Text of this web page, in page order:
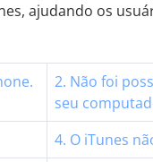
ajudando os
2. Não foi
seu
4. O iTunes